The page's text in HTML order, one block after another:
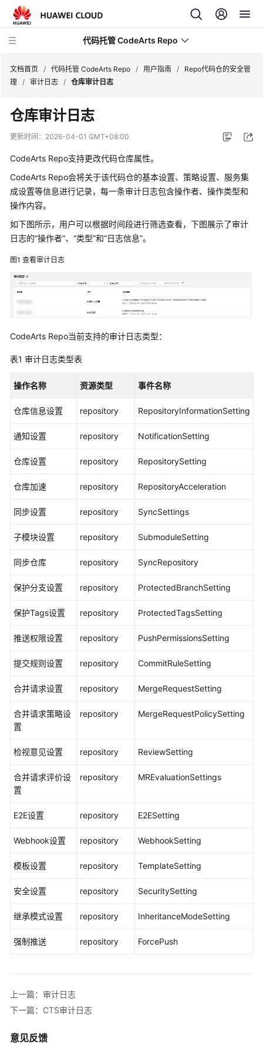
代码托管 CodeArts Repo
新
动
服
公
告
产
介
绍
计
费
明
速
门
用
指
码
管
Repo)
用
程
管
CodeArts
资
源
池
买
并
置
项
境
个
访
CodeArts
文档首页 / 代码托管 CodeArts Repo / 用户指南 /
Repo代码仓的安全管
理 / 审计日志 / 仓库审计日志
仓库审计日志
更新时间： 2026-04-01 GMT+08:00
CodeArts Repo支持更改代码仓库属性。
CodeArts Repo会将关于该代码仓的基本设置、策略设置、服务集
成设置等信息进行记录，每一条审计日志包含操作者、操作类型和
操作内容。
如下图所示，用户可以根据时间段进行筛选查看，下图展示了审计
日志的“操作者”、 “类型”和“日志信息”。
图1 查看审计日志
CodeArts Repo当前支持的审计日志类型：
表1 审计日志类型表
操作名称 资源类型 事件名称
仓库信息设置 repository RepositoryInformationSetting
通知设置 repository NotificationSetting
仓库设置 repository RepositorySetting
仓库加速 repository RepositoryAcceleration
同步设置 repository SyncSettings
子模块设置 repository SubmoduleSetting
同步仓库 repository SyncRepository
保护分支设置 repository ProtectedBranchSetting
保护Tags设置 repository ProtectedTagsSetting
推送权限设置 repository PushPermissionsSetting
提交规则设置 repository CommitRuleSetting
合并请求设置 repository MergeRequestSetting
合并请求策略设
置
repository MergeRequestPolicySetting
检视意见设置 repository ReviewSetting
合并请求评价设
置
repository MREvaluationSettings
E2E设置 repository E2ESetting
Webhook设置 repository WebhookSetting
模板设置 repository TemplateSetting
安全设置 repository SecuritySetting
继承模式设置 repository InheritanceModeSetting
强制推送 repository ForcePush
上一篇：审计日志
下一篇：CTS审计日志
意见反馈